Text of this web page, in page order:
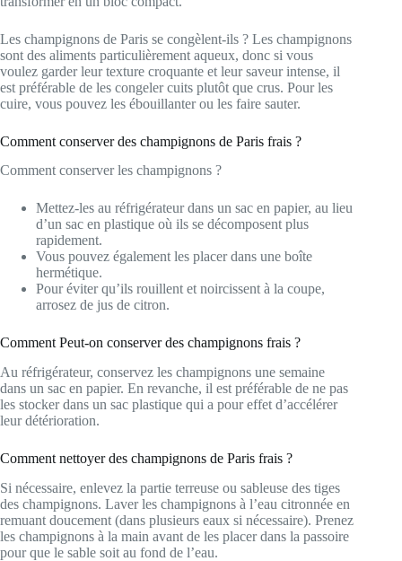
Les champignons de Paris se congèlent-ils ? Les champignons
sont des aliments particulièrement aqueux, donc si vous
voulez garder leur texture croquante et leur saveur intense, il
est préférable de les congeler cuits plutôt que crus. Pour les
cuire, vous pouvez les ébouillanter ou les faire sauter.
Comment conserver des champignons de Paris frais ?
Comment conserver les champignons ?
Mettez-les au réfrigérateur dans un sac en papier, au lieu
d’un sac en plastique où ils se décomposent plus
rapidement.
Vous pouvez également les placer dans une boîte
hermétique.
Pour éviter qu’ils rouillent et noircissent à la coupe,
arrosez de jus de citron.
Comment Peut-on conserver des champignons frais ?
Au réfrigérateur, conservez les champignons une semaine
dans un sac en papier. En revanche, il est préférable de ne pas
les stocker dans un sac plastique qui a pour effet d’accélérer
leur détérioration.
Comment nettoyer des champignons de Paris frais ?
Si nécessaire, enlevez la partie terreuse ou sableuse des tiges
des champignons. Laver les champignons à l’eau citronnée en
remuant doucement (dans plusieurs eaux si nécessaire). Prenez
les champignons à la main avant de les placer dans la passoire
pour que le sable soit au fond de l’eau.